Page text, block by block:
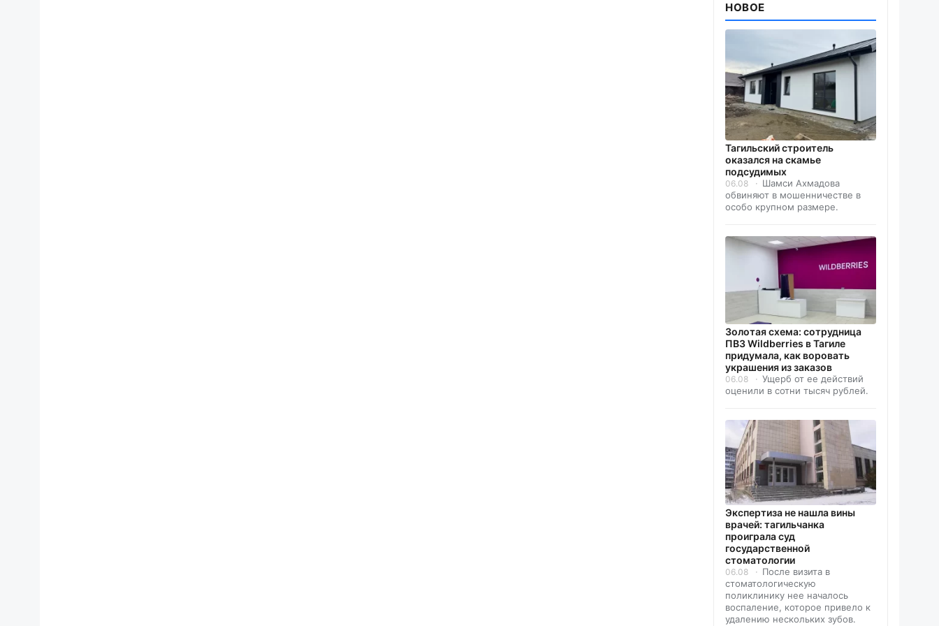
НОВОЕ
Тагильский строитель
оказался на скамье
подсудимых
06.08
Шамси Ахмадова
обвиняют в мошенничестве в
особо крупном размере.
Золотая схема: сотрудница
ПВЗ Wildberries в Тагиле
придумала, как воровать
украшения из заказов
06.08
Ущерб от ее действий
оценили в сотни тысяч рублей.
Экспертиза не нашла вины
врачей: тагильчанка
проиграла суд
государственной
стоматологии
06.08
После визита в
стоматологическую
поликлинику нее началось
воспаление, которое привело к
удалению нескольких зубов.